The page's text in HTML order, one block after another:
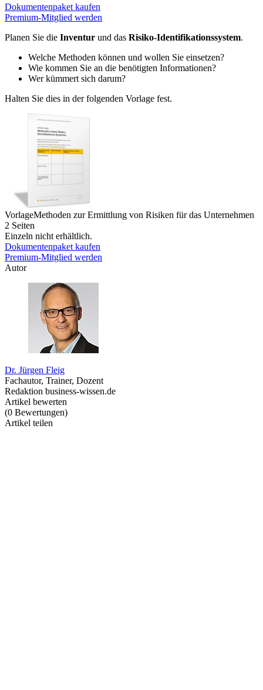
Dokumentenpaket kaufen
Premium-Mitglied werden
Planen Sie die Inventur und das Risiko-Identifikationssystem.
Welche Methoden können und wollen Sie einsetzen?
Wie kommen Sie an die benötigten Informationen?
Wer kümmert sich darum?
Halten Sie dies in der folgenden Vorlage fest.
VorlageMethoden zur Ermittlung von Risiken für das Unternehmen
2 Seiten
Einzeln nicht erhältlich.
Dokumentenpaket kaufen
Premium-Mitglied werden
Autor
Dr. Jürgen Fleig
Fachautor, Trainer, Dozent
Redaktion business-wissen.de
Artikel bewerten
(0 Bewertungen)
Artikel teilen